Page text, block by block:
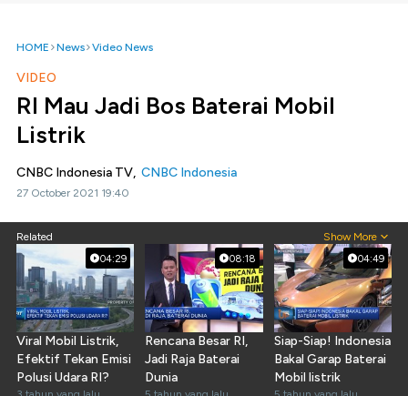
HOME News Video News
VIDEO
RI Mau Jadi Bos Baterai Mobil
Listrik
CNBC Indonesia TV, CNBC Indonesia
27 October 2021 19:40
Related Show More
04:29
Viral Mobil Listrik,
Efektif Tekan Emisi
Polusi Udara RI?
08:18
Rencana Besar RI,
Jadi Raja Baterai
Dunia
04:49
Siap-Siap! Indonesia
Bakal Garap Baterai
Mobil listrik